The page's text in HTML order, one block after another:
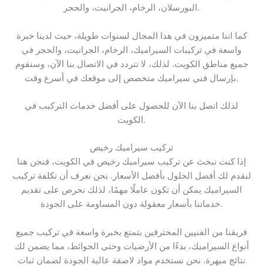
البورسلان، الرخام، الجرانيت، والحجر.
كما اننا متميزون في هذا المجال لسنوات طويلة، حيث لدينا خبرة
واسعة في تركيبات السيراميك، الرخام، الجرانيت، والحجر في
جميع مناطق الكويت. لذلك، لا تتردد في الاتصال بنا الآن، وسنقوم
بإرسال فني سيراميك متخصص إلى موقعك في أسرع وقت.
لذلك اتصل بنا الآن للحصول على أفضل خدمات التركيب في
الكويت.
تركيب سيراميك رخيص
إذا كنت تبحث عن تركيب سيراميك رخيص في الكويت، فنحن هنا
لنقدم لك أفضل الحلول بأفضل الأسعار. نحن نعرف أن تكلفة تركيب
السيراميك يمكن أن تكون عاملًا مهمًا، لذلك نحرص على تقديم
خدماتنا بأسعار معقولة دون المساومة على الجودة.
فريقنا من الفنيين المحترفين يتمتع بخبرة واسعة في تركيب جميع
أنواع السيراميك، بدءًا من الأرضيات وحتى الحوائط، مما يضمن لك
نتائج مبهرة. نحن نستخدم مواد لاصقة عالية الجودة لضمان ثبات